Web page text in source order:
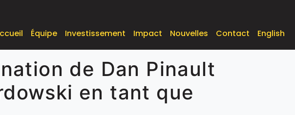
Équipe Investissement Impact Nouvelles Contact English
de Dan Pinault
en tant que